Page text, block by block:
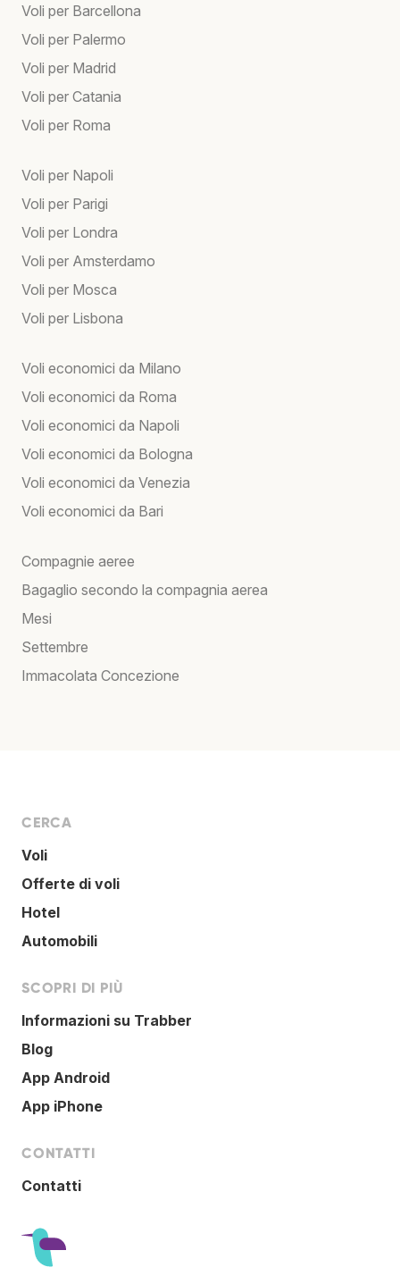
Voli per Barcellona
Voli per Palermo
Voli per Madrid
Voli per Catania
Voli per Roma
Voli per Napoli
Voli per Parigi
Voli per Londra
Voli per Amsterdamo
Voli per Mosca
Voli per Lisbona
Voli economici da Milano
Voli economici da Roma
Voli economici da Napoli
Voli economici da Bologna
Voli economici da Venezia
Voli economici da Bari
Compagnie aeree
Bagaglio secondo la compagnia aerea
Mesi
Settembre
Immacolata Concezione
CERCA
Voli
Offerte di voli
Hotel
Automobili
SCOPRI DI PIÙ
Informazioni su Trabber
Blog
App Android
App iPhone
CONTATTI
Contatti